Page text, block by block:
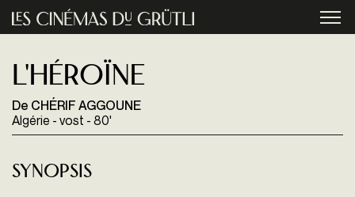
Aller au contenu principal
L'Héroïne
De CHÉRIF AGGOUNE
Algérie - vost - 80'
Synopsis